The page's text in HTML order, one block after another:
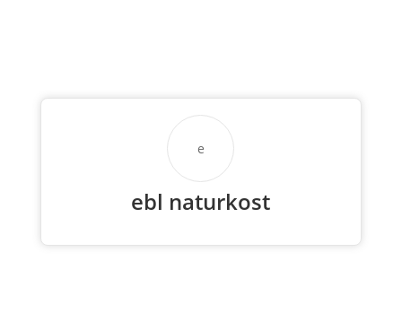
e
ebl naturkost